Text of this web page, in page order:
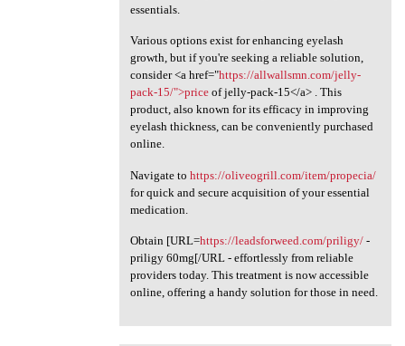
essentials.
Various options exist for enhancing eyelash
growth, but if you're seeking a reliable solution,
consider <a href="https://allwallsmn.com/jelly-
pack-15/">priceof jelly-pack-15</a> . This
product, also known for its efficacy in improving
eyelash thickness, can be conveniently purchased
online.
Navigate to https://oliveogrill.com/item/propecia/
for quick and secure acquisition of your essential
medication.
Obtain [URL=https://leadsforweed.com/priligy/-
priligy 60mg[/URL - effortlessly from reliable
providers today. This treatment is now accessible
online, offering a handy solution for those in need.